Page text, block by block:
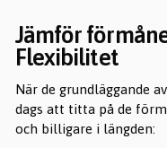
Jämför
Flexibilitet
När de grundläggande
dags att titta på de
och billigare i längden: